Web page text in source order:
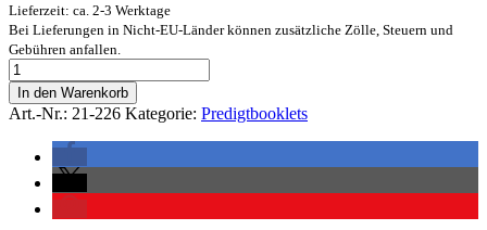
Lieferzeit: ca. 2-3 Werktage
Bei Lieferungen in Nicht-EU-Länder können zusätzliche Zölle, Steuern und
Gebühren anfallen.
In den Warenkorb
Art.-Nr.: 21-226 Kategorie: Predigtbooklets